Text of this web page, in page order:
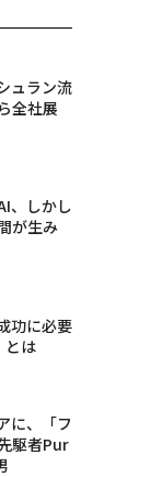
ュラン流
全社展
、しかし
が生み
功に必要
とは
に、「フ
駆者Pur